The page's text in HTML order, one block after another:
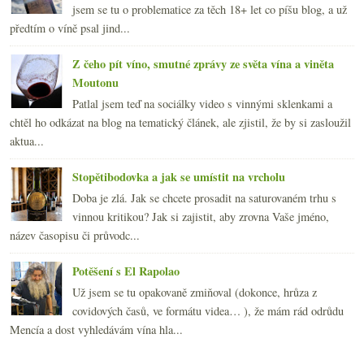
jsem se tu o problematice za těch 18+ let co píšu blog, a už
předtím o víně psal jind...
Z čeho pít víno, smutné zprávy ze světa vína a viněta
Moutonu
Patlal jsem teď na sociálky video s vinnými sklenkami a
chtěl ho odkázat na blog na tematický článek, ale zjistil, že by si zasloužil
aktua...
Stopětibodovka a jak se umístit na vrcholu
Doba je zlá. Jak se chcete prosadit na saturovaném trhu s
vinnou kritikou? Jak si zajistit, aby zrovna Vaše jméno,
název časopisu či průvodc...
Potěšení s El Rapolao
Už jsem se tu opakovaně zmiňoval (dokonce, hrůza z
covidových časů, ve formátu videa… ), že mám rád odrůdu
Mencía a dost vyhledávám vína hla...